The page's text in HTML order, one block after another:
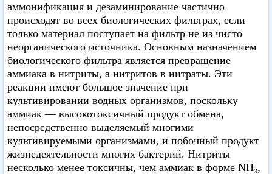
аммонификация и дезаминирование частично
происходят во всех биологических фильтрах, если
только материал поступает на фильтр не из чисто
неорганического источника. Основным назначением
биологического фильтра является превращение
аммиака в нитриты, а нитритов в нитраты. Эти
реакции имеют большое значение при
культивировании водных организмов, поскольку
аммиак — высокотоксичный продукт обмена,
непосредственно выделяемый многими
культивируемыми организмами, и побочный продукт
жизнедеятельности многих бактерий. Нитриты
несколько менее токсичны, чем аммиак в форме NH₃,